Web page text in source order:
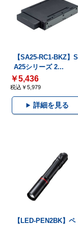
【SA25-RC1-BKZ】S
A25シリーズ 2...
￥5,436
税込￥5,979
詳細を見る
【LED-PEN2BK】ペ